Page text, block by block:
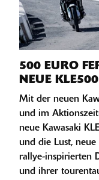
500 EURO
NEUE KLE500
Mit der neuen
und im
neue Kawasaki
und die Lust,
rallye-inspirierten
und ihrer